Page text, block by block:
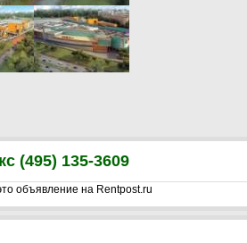
(495) 135-3609
объявление на Rentpost.ru